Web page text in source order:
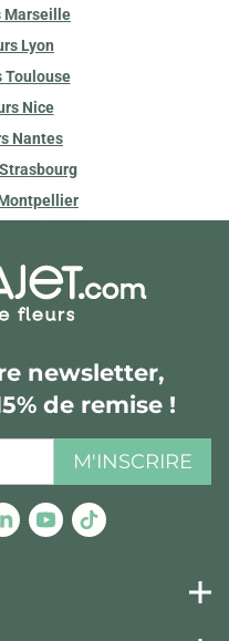
Marseille
Lyon
Toulouse
Nice
Nantes
newsletter,
de remise !
M'INSCRIRE